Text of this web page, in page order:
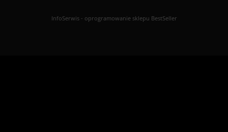
InfoSerwis- oprogramowanie sklepu BestSeller